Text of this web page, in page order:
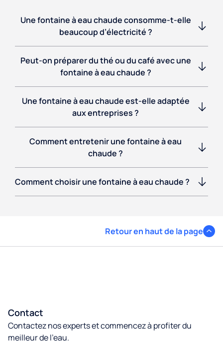
Une fontaine à eau chaude consomme-t-elle
beaucoup d’électricité ?
Peut-on préparer du thé ou du café avec une
fontaine à eau chaude ?
Une fontaine à eau chaude est-elle adaptée
aux entreprises ?
Comment entretenir une fontaine à eau
chaude ?
Comment choisir une fontaine à eau chaude ?
Retour en haut de la page
Contact
Contactez nos experts et commencez à profiter du
meilleur de l’eau.